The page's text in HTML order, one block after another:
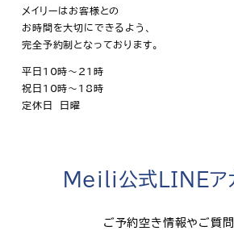
メイリーはお客様との
お時間を大切にできるよう、
完全予約制となっております。
平日10時～21時
祝日10時～18時
定休日 日曜
Meili公式LINEア
ご予約空き情報やご質